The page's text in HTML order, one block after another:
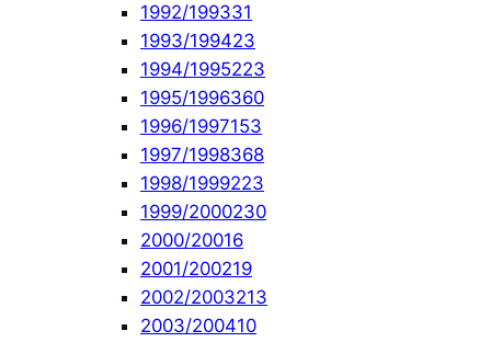
1992/199331
1993/199423
1994/1995223
1995/1996360
1996/1997153
1997/1998368
1998/1999223
1999/2000230
2000/20016
2001/200219
2002/2003213
2003/200410